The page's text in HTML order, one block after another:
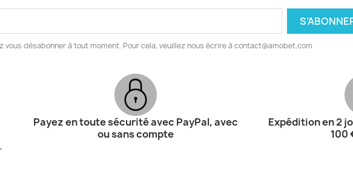
vous désabonner à tout moment. Pour cela, veuillez nous écrire à contact@amobet.com
Payez en toute sécurité avec PayPal, avec
ou sans compte
Expédition en 2
100